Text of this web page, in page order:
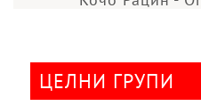
ЦЕЛНИ ГРУПИ